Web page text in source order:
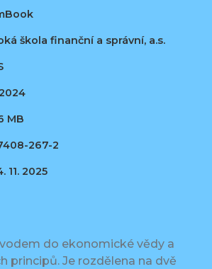
škola finanční a správní, a.s.
MB
267-2
11. 2025
do ekonomické vědy a
principů. Je rozdělena na dvě